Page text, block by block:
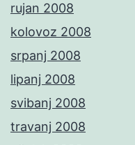
rujan 2008
kolovoz 2008
srpanj 2008
lipanj 2008
svibanj 2008
travanj 2008